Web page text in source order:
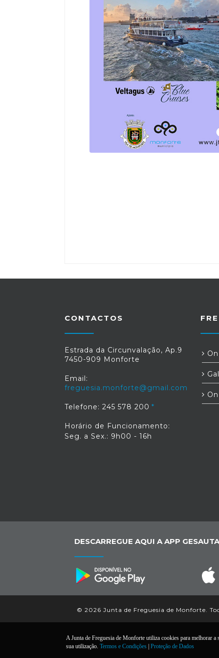
CONTACTOS
Estrada da Circunvalação, Ap.9
7450-909 Monforte
Email:
freguesia.monforte@gmail.com
Telefone: 245 578 200
Horário de Funcionamento:
Seg. a Sex.: 9h00 - 16h
DESCARREGUE AQUI A APP
© 2026 Junta de Freguesia de Monforte.
A Junta de Freguesia de Monforte utiliza cookies para melhorar a
sua utilização. Termos e Condições| Proteção de Dados